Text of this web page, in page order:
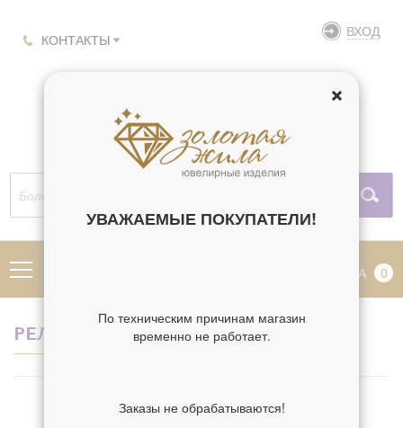
КОНТАКТЫ ВХОД
КОРЗИНА 0
РЕЛИГИЯ СОФИЯ
УВАЖАЕМЫЕ ПОКУПАТЕЛИ!
По техническим причинам магазин
временно не работает.
Заказы не обрабатываются!